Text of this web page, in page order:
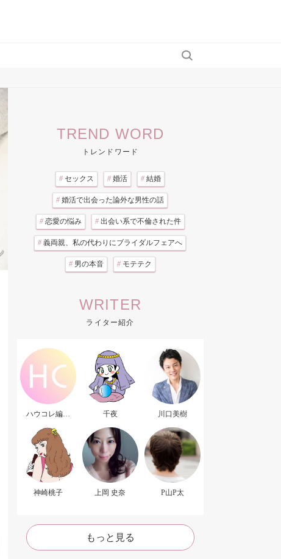
TREND WORD
トレンドワード
# セックス # 婚活 # 結婚
# 婚活で出会った論外な男性の話
# 恋愛の悩み # 出会い系で不倫された件
# 義両親、私の代わりにブライダルフェアへ
# 男の本音 # モテテク
WRITER
ライター紹介
ハウコレ編集
千夜 川口美樹
神崎桃子 上岡 史奈 P山P太
もっと見る